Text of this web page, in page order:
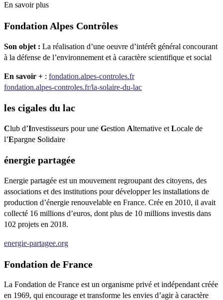
En savoir plus
Fondation Alpes Contrôles
Son objet : La réalisation d’une oeuvre d’intérêt général concourant
à la défense de l’environnement et à caractère scientifique et social
En savoir + : fondation.alpes-controles.fr
fondation.alpes-controles.fr/la-solaire-du-lac
les cigales du lac
Club d’Investisseurs pour une Gestion Alternative et Locale de
l’Epargne Solidaire
énergie partagée
Energie partagée est un mouvement regroupant des citoyens, des
associations et des institutions pour développer les installations de
production d’énergie renouvelable en France. Crée en 2010, il avait
collecté 16 millions d’euros, dont plus de 10 millions investis dans
102 projets en 2018.
energie-partagee.org
Fondation de France
La Fondation de France est un organisme privé et indépendant créée
en 1969, qui encourage et transforme les envies d’agir à caractère